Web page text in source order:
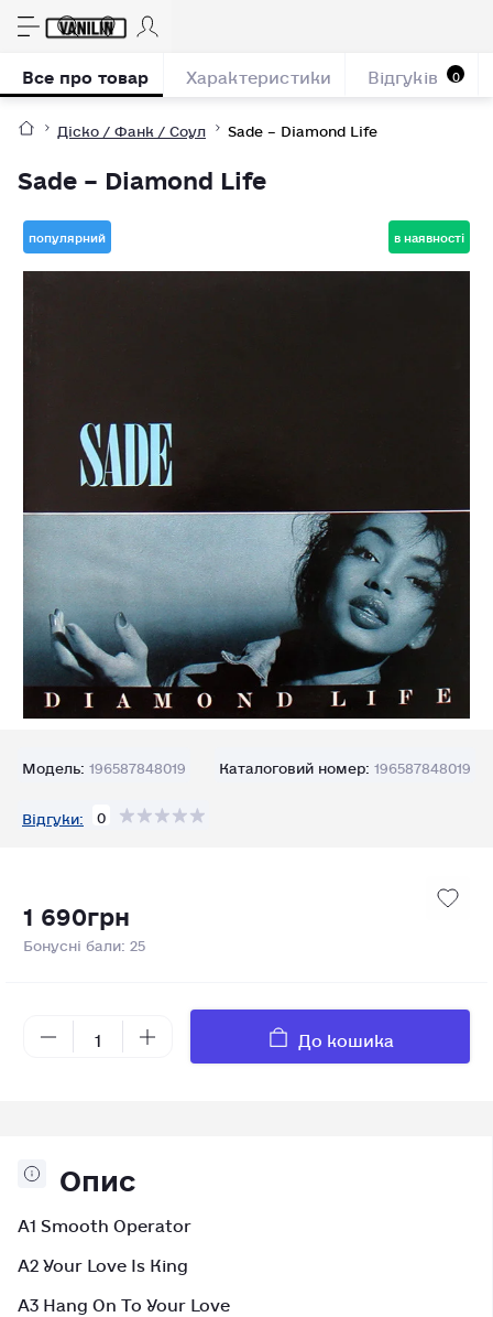
Діско / Фанк / Соул Sade – Diamond Life
Sade – Diamond Life
Все про товар Характеристики Відгуків 0
популярний в наявності
Модель: 196587848019 Каталоговий номер: 196587848019
Відгуки: 0
1 690грн
Бонусні бали: 25
До кошика
Опис
A1 Smooth Operator
A2 Your Love Is King
A3 Hang On To Your Love